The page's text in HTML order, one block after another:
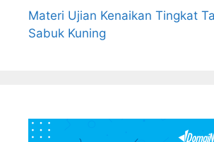
Materi Ujian Kenaikan Tingkat
Sabuk Kuning